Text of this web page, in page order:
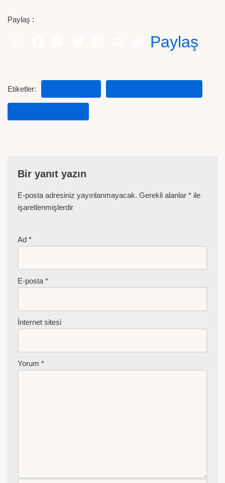
Paylaş :
Paylaş
Etiketler:
Bir yanıt yazın
E-posta adresiniz yayınlanmayacak. Gerekli alanlar * ile
işaretlenmişlerdir
Ad *
E-posta*
İnternet sitesi
Yorum *